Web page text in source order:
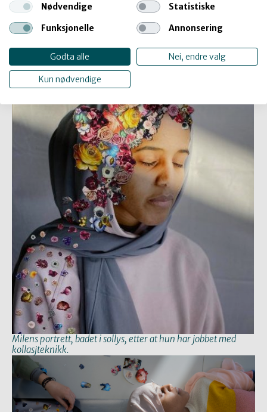
Milens portrett
Milens portrett, badet i sollys, etter at hun har jobbet med
kollasjteknikk.
Nødvendige
Statistiske
Funksjonelle
Annonsering
Godta alle Nei, endre valg
Kun nødvendige